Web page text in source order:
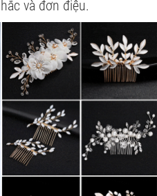
và đơn điệu.